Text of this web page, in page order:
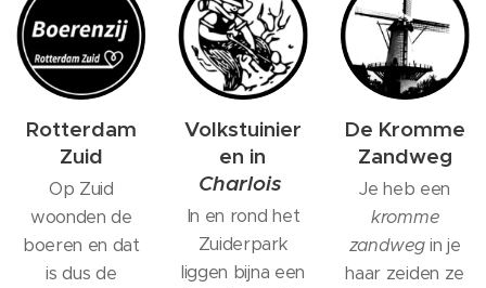
Rotterdam
Zuid
Op Zuid
woonden de
boeren en dat
is dus de
Volkstuinier
en in
Charlois
In en rond het
Zuiderpark
liggen bijna een
De Kromme
Zandweg
Je heb een
kromme
zandwegin je
haar zeiden ze